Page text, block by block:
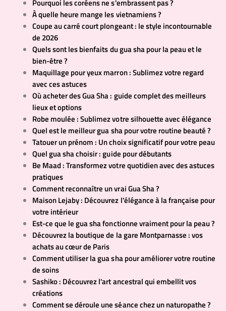
Pourquoi les coréens ne s'embrassent pas ?
À quelle heure mange les vietnamiens ?
Coupe au carré court plongeant : le style incontournable
de 2026
Quels sont les bienfaits du gua sha pour la peau et le
bien-être ?
Maquillage pour yeux marron : Sublimez votre regard
avec ces astuces
Où acheter des Gua Sha : guide complet des meilleurs
lieux et options
Robe moulée : Sublimez votre silhouette avec élégance
Quel est le meilleur gua sha pour votre routine beauté ?
Tatouer un prénom : Un choix significatif pour votre peau
Quel gua sha choisir : guide pour débutants
Be Maad : Transformez votre quotidien avec des astuces
pratiques
Comment reconnaître un vrai Gua Sha ?
Maison Lejaby : Découvrez l'élégance à la française pour
votre intérieur
Est-ce que le gua sha fonctionne vraiment pour la peau ?
Découvrez la boutique de la gare Montparnasse : vos
achats au cœur de Paris
Comment utiliser la gua sha pour améliorer votre routine
de soins
Sashiko : Découvrez l'art ancestral qui embellit vos
créations
Comment se déroule une séance chez un naturopathe ?